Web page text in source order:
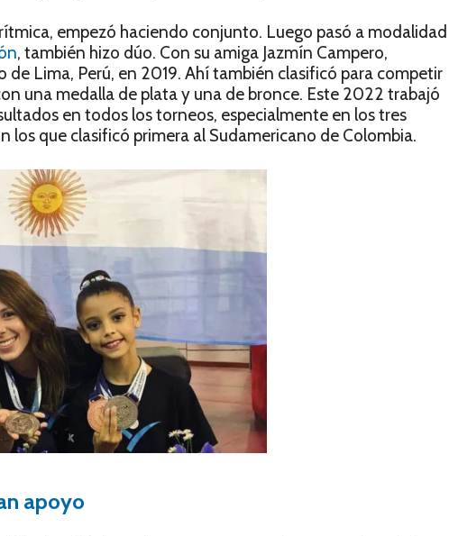
empezó haciendo conjunto. Luego pasó a modalidad
, también hizo dúo. Con su amiga Jazmín Campero,
de Lima, Perú, en 2019. Ahí también clasificó para competir
una medalla de plata y una de bronce. Este 2022 trabajó
en todos los torneos, especialmente en los tres
los que clasificó primera al Sudamericano de Colombia.
apoyo